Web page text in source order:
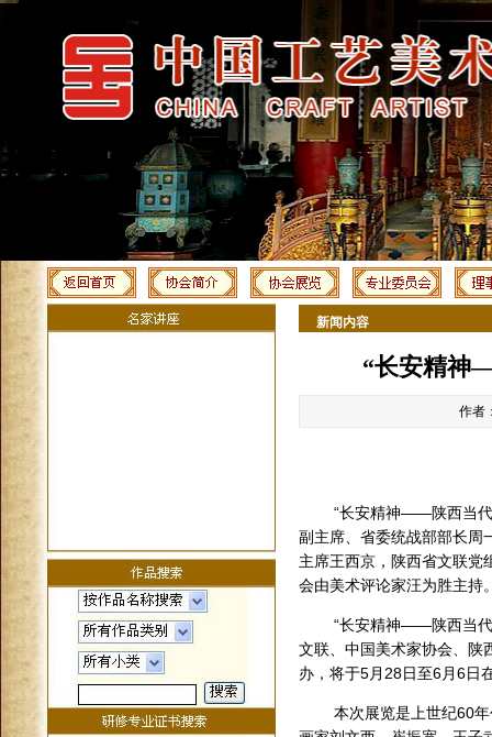
新闻内容
“长安精神
作者
“长安精神——陕西当代
副主席、省委统战部部长周
主席王西京，陕西省文联党
会由美术评论家汪为胜主持
“长安精神——陕西当代
文联、中国美术家协会、陕
办，将于5月28日至6月6日
本次展览是上世纪60